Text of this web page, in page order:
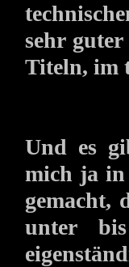
sehr
Titeln,
Und es
mich ja in
gemacht,
unter